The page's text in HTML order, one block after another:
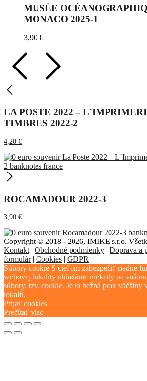
MUSÉE
MONACO 2025-1
3,90 €
LA POSTE 2022 –
TIMBRES 2022-2
4,20 €
ROCAMADOUR 2022-3
3,90 €
Copyright © 2018 - 2026, IMIKE s.r.o.
Kontakt | Obchodné podmienky | Doprava a
formulár| Cookies | GDPR
Súbory cookie S cieľom zabezpečiť riadne
webovej lokality ukladáme niekedy na
súbory, tzv. cookie. Je to bežná prax
lokalít.
Prijať cookies
Prečítať viac